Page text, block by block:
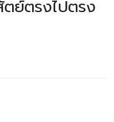
ตย์ตรงไปตรง